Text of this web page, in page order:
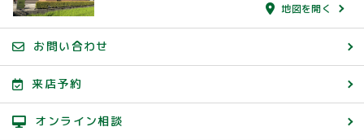
地図を開く
お問い合わせ
来店予約
オンライン相談